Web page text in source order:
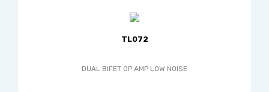
TL072
DUAL BIFET OP AMP LOW NOISE